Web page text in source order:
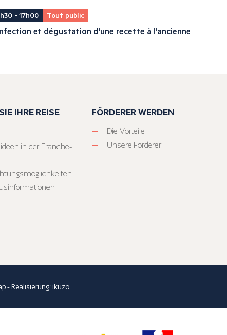
- 17h00 Tout public
et dégustation d'une recette à l'ancienne
IHRE REISE
in der Franche-
FÖRDERER WERDEN
Die Vorteile
Unsere Förderer
- Realisierung:ikuzo